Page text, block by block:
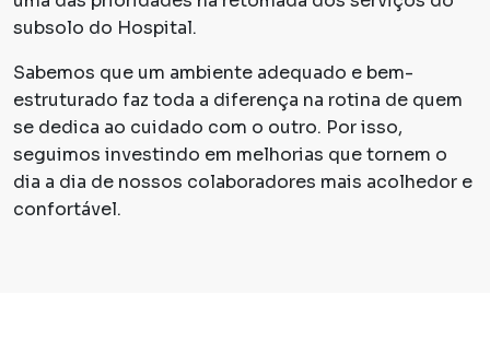
subsolo do Hospital.
Sabemos que um ambiente adequado e bem-
estruturado faz toda a diferença na rotina de quem
se dedica ao cuidado com o outro. Por isso,
seguimos investindo em melhorias que tornem o
dia a dia de nossos colaboradores mais acolhedor e
confortável.